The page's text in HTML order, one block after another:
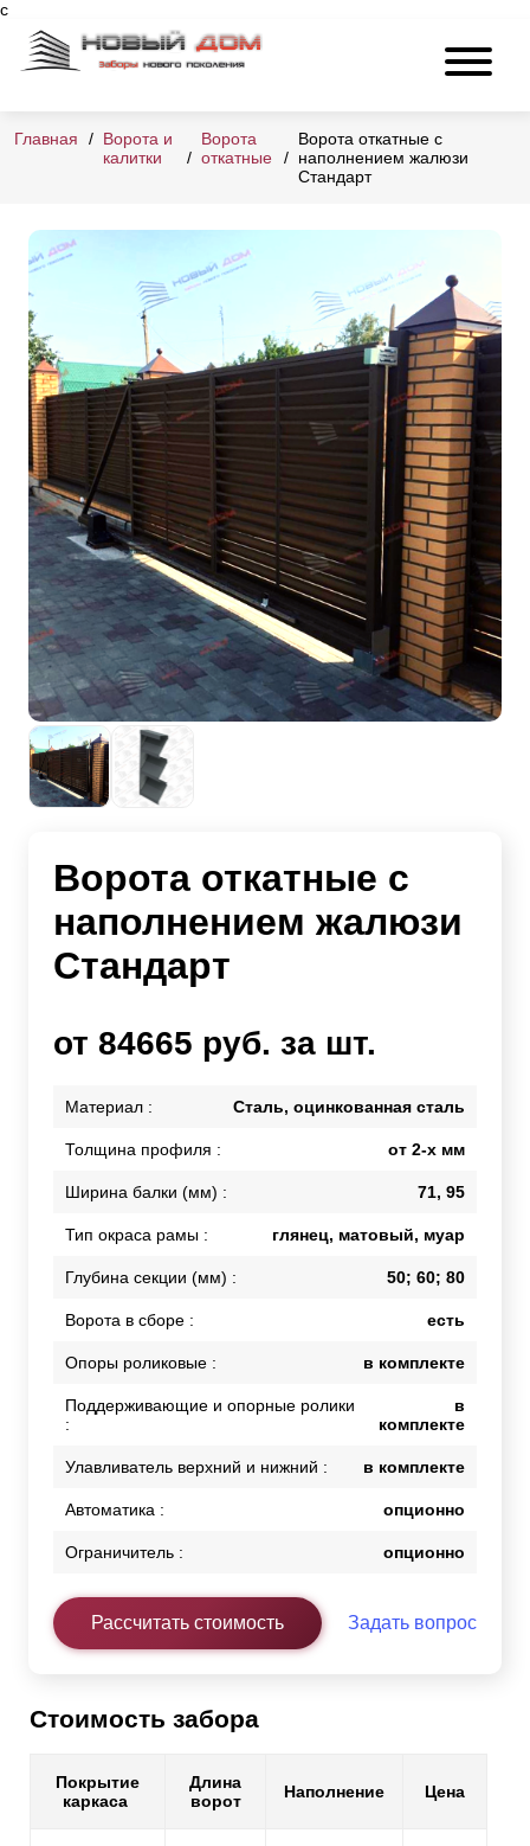
с
Главная
Ворота и
калитки
Ворота
откатные
Ворота откатные с
наполнением жалюзи
Стандарт
Ворота откатные с
наполнением жалюзи
Стандарт
от 84665 руб. за шт.
Материал : Сталь, оцинкованная сталь
Толщина профиля : от 2-х мм
Ширина балки (мм) : 71, 95
Тип окраса рамы : глянец, матовый, муар
Глубина секции (мм) : 50; 60; 80
Ворота в сборе : есть
Опоры роликовые : в комплекте
Поддерживающие и опорные ролики
:
в
комплекте
Улавливатель верхний и нижний : в комплекте
Автоматика : опционно
Ограничитель : опционно
Рассчитать стоимость Задать вопрос
Стоимость забора
Покрытие
каркаса
Длина
ворот
Наполнение Цена